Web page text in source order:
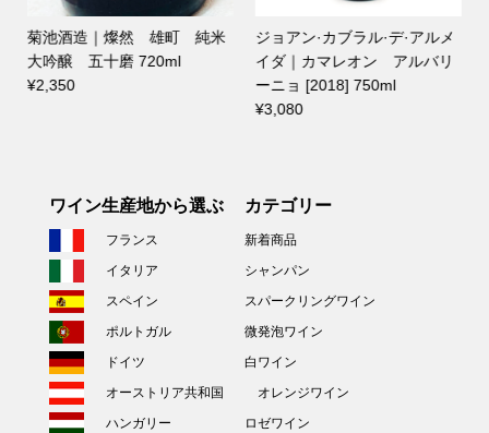
菊池酒造｜燦然 雄町 純米
大吟醸 五十磨 720ml
¥2,350
ジョアン·カブラル·デ·アルメ
イダ｜カマレオン アルバリ
ーニョ [2018] 750ml
¥3,080
ワイン生産地から選ぶ
フランス
イタリア
スペイン
ポルトガル
ドイツ
オーストリア共和国
ハンガリー
カテゴリー
新着商品
シャンパン
スパークリングワイン
微発泡ワイン
白ワイン
オレンジワイン
ロゼワイン